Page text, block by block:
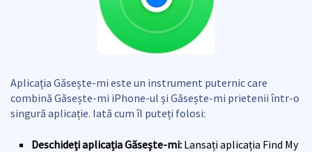
Aplicația Găsește-mi este un instrument puternic care
combină Găsește-mi iPhone-ul și Găsește-mi prietenii într-o
singură aplicație. Iată cum îl puteți folosi:
Deschideți aplicația Găsește-mi: Lansați aplicația Find My